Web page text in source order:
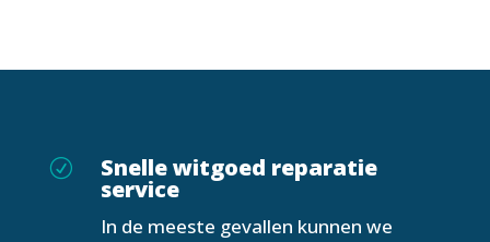
R Snelle witgoed reparatie
service
In de meeste gevallen kunnen we